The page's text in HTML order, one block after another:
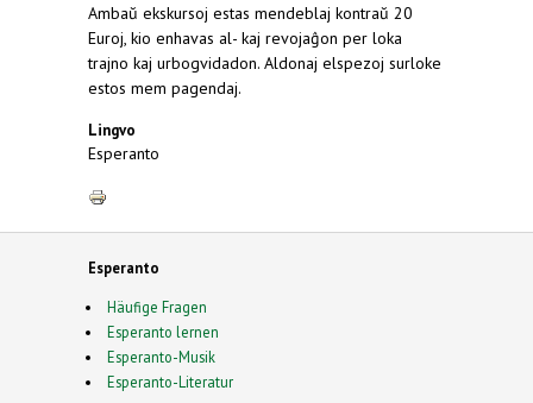
Ambaŭ ekskursoj estas mendeblaj kontraŭ 20
Euroj, kio enhavas al- kaj revojaĝon per loka
trajno kaj urbogvidadon. Aldonaj elspezoj surloke
estos mem pagendaj.
Lingvo
Esperanto
Esperanto
Häufige Fragen
Esperanto lernen
Esperanto-Musik
Esperanto-Literatur